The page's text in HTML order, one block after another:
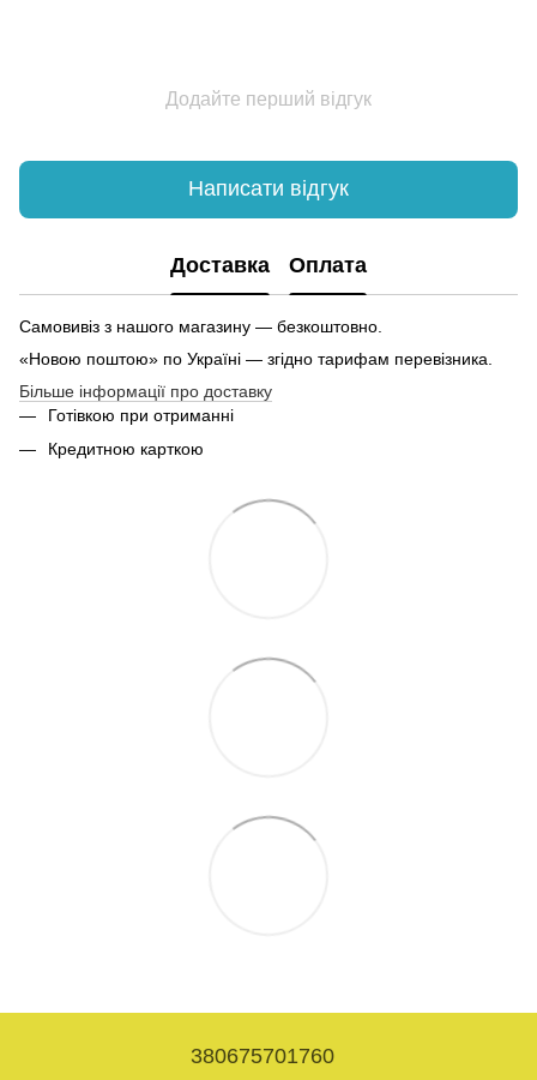
Додайте перший відгук
Написати відгук
Доставка Оплата
Самовивіз з нашого магазину — безкоштовно.
«Новою поштою» по Україні — згідно тарифам перевізника.
Більше інформації про доставку
Готівкою при отриманні
Кредитною карткою
380675701760